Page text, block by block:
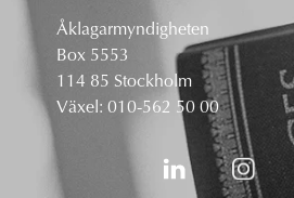
Åklagarmyndigheten
Box 5553
114 85 Stockholm
Växel: 010-562 50 00